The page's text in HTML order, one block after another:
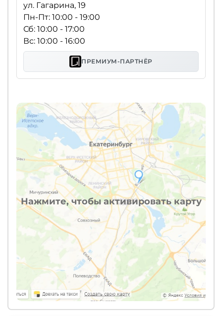
Нажмите, чтобы активировать карту
ул. Гагарина, 19
Пн-Пт: 10:00 - 19:00
Сб: 10:00 - 17:00
Вс: 10:00 - 16:00
ПРЕМИУМ-ПАРТНЁР